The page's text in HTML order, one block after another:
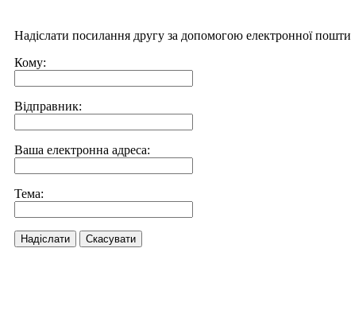
Надіслати посилання другу за допомогою електронної пошти
Кому:
Відправник:
Ваша електронна адреса:
Тема:
Надіслати Скасувати